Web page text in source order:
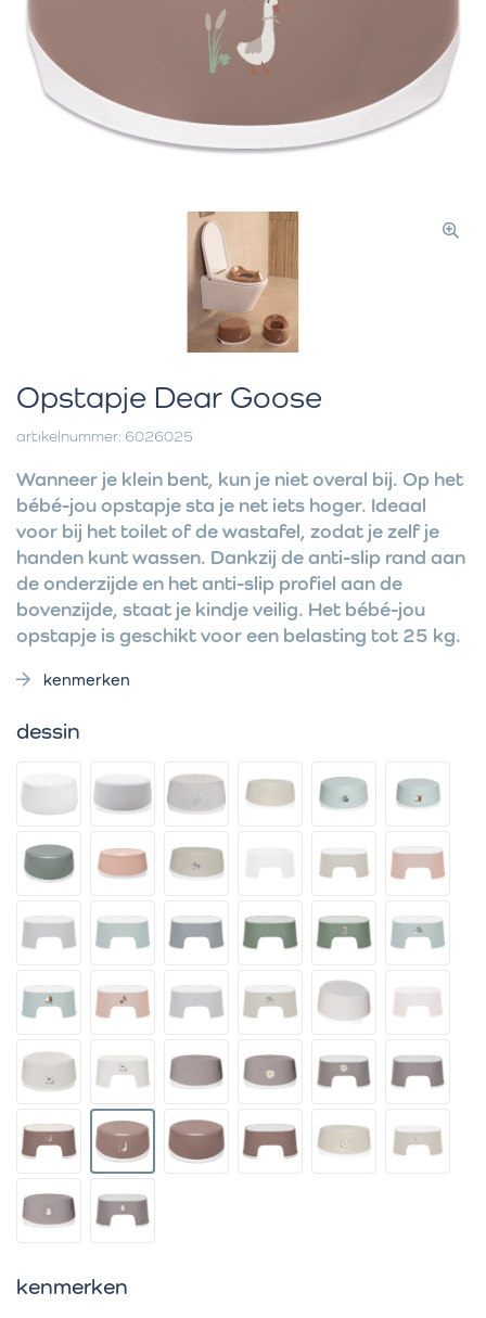
Opstapje Dear Goose
artikelnummer: 6026025
Wanneer je klein bent, kun je niet overal bij. Op het
bébé-jou opstapje sta je net iets hoger. Ideaal
voor bij het toilet of de wastafel, zodat je zelf je
handen kunt wassen. Dankzij de anti-slip rand aan
de onderzijde en het anti-slip profiel aan de
bovenzijde, staat je kindje veilig. Het bébé-jou
opstapje is geschikt voor een belasting tot 25 kg.
kenmerken
dessin
kenmerken